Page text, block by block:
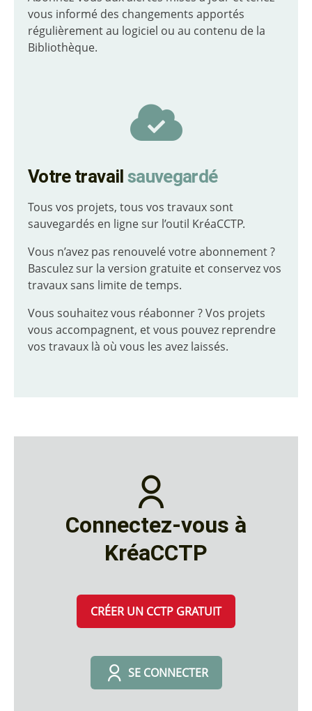
vous informé des changements apportés
régulièrement au logiciel ou au contenu de la
Bibliothèque.
Votre travailsauvegardé
Tous vos projets, tous vos travaux sont
sauvegardés en ligne sur l’outil KréaCCTP.
Vous n’avez pas renouvelé votre abonnement ?
Basculez sur la version gratuite et conservez vos
travaux sans limite de temps.
Vous souhaitez vous réabonner ? Vos projets
vous accompagnent, et vous pouvez reprendre
vos travaux là où vous les avez laissés.
Connectez-vous à
KréaCCTP
CRÉER UN CCTP GRATUIT
SE CONNECTER